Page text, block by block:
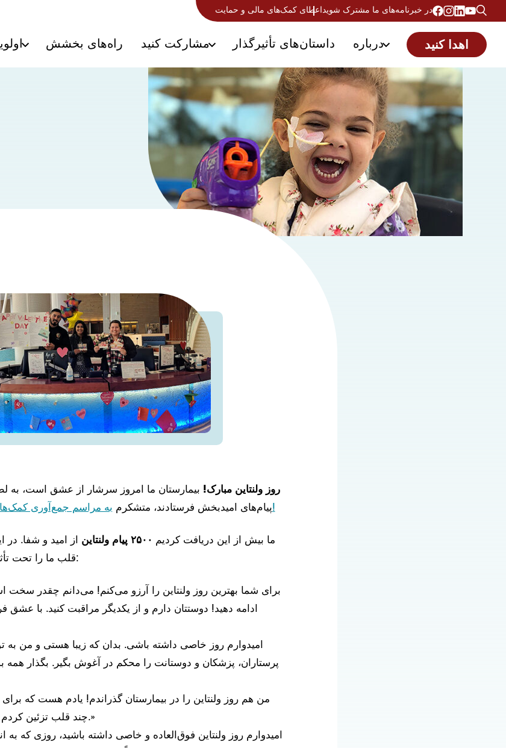
اعطای کمک‌های مالی و حمایتدر خبرنامه‌های ما مشترک شوید
راه‌های بخشش مشارکت کنید داستان‌های تأثیرگذار درباره اهدا کنید
روز ولنتاین مبارک! بیمارستان ما امروز سرشار از عشق است،
پیام‌های امیدبخش فرستادند، متشکرمبه مراسم جمع‌آوری کمک‌های مالی ولنتاین ما اهدا شد!
ما بیش از این دریافت کردیم ۲۵۰۰ پیام ولنتاین
از امید و شفا. در
قلب ما را تحت تأثیر قرار داد، اشاره می‌کنیم:
ادامه دهید! دوستتان دارم و از یکدیگر مراقبت کنید. با عشق
پرستاران، پزشکان و دوستانت را محکم در آغوش بگیر. بگذار همه
چند قلب تزئین کردم و خیلی خوش گذشت.»